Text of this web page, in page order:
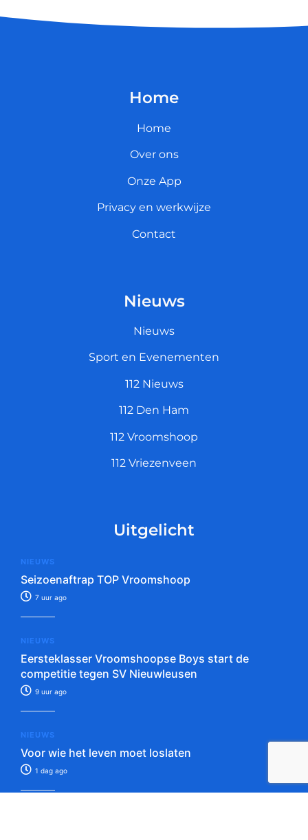
Home
Home
Over ons
Onze App
Privacy en werkwijze
Contact
Nieuws
Nieuws
Sport en Evenementen
112 Nieuws
112 Den Ham
112 Vroomshoop
112 Vriezenveen
Uitgelicht
NIEUWS
Seizoenaftrap TOP Vroomshoop
7 uur ago
NIEUWS
Eersteklasser Vroomshoopse Boys start de
competitie tegen SV Nieuwleusen
9 uur ago
NIEUWS
Voor wie het leven moet loslaten
1 dag ago